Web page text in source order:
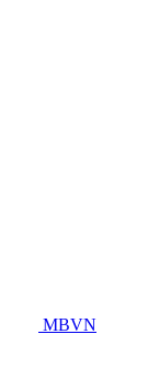
MBVN